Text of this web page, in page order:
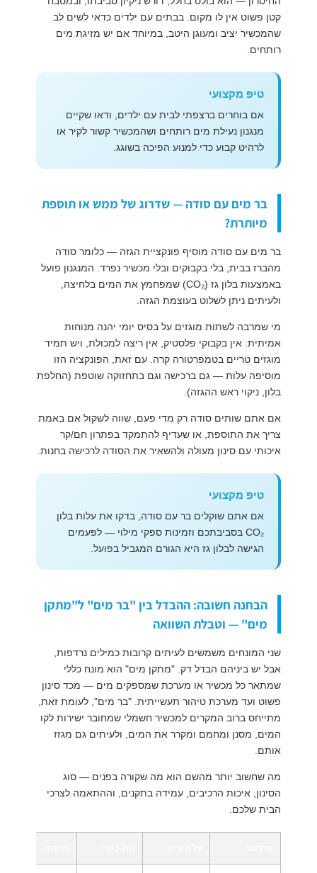
קטן פשוט אין לו מקום. בבתים עם ילדים כדאי לשים לב
שהמכשיר יציב ומעוגן היטב, במיוחד אם יש מזיגת מים
רותחים.
טיפ מקצועי
אם בוחרים ברצפתי לבית עם ילדים, ודאו שקיים
מנגנון נעילת מים רותחים ושהמכשיר קשור לקיר או
לרהיט קבוע כדי למנוע הפיכה בשוגג.
בר מים עם סודה — שדרוג של ממש או תוספת
מיותרת?
בר מים עם סודה מוסיף פונקציית הגזה — כלומר סודה
מהברז בבית, בלי בקבוקים ובלי מכשיר נפרד. המנגנון פועל
באמצעות בלון גז (CO₂) שמפחמץ את המים בלחיצה,
ולעיתים ניתן לשלוט בעוצמת הגזה.
מי שמרבה לשתות מוגזים על בסיס יומי יהנה מנוחות
אמיתית: אין בקבוקי פלסטיק, אין ריצה למכולת, ויש תמיד
מוגזים טריים בטמפרטורה קרה. עם זאת, הפונקציה הזו
מוסיפה עלות — גם ברכישה וגם בתחזוקה שוטפת (החלפת
בלון, ניקוי ראש ההגזה).
אם אתם שותים סודה רק מדי פעם, שווה לשקול אם באמת
צריך את התוספת, או שעדיף להתמקד בפתרון חם/קר
איכותי עם סינון מעולה ולהשאיר את הסודה לרכישה בחנות.
טיפ מקצועי
אם אתם שוקלים בר עם סודה, בדקו את עלות בלון
CO₂ בסביבתכם וזמינות ספקי מילוי — לפעמים
הגישה לבלון גז היא הגורם המגביל בפועל.
הבחנה חשובה: ההבדל בין "בר מים" ל"מתקן
מים" — וטבלת השוואה
שני המונחים משמשים לעיתים קרובות כמילים נרדפות,
אבל יש ביניהם הבדל דק. "מתקן מים" הוא מונח כללי
שמתאר כל מכשיר או מערכת שמספקים מים — מכד סינון
פשוט ועד מערכת טיהור תעשייתית. "בר מים", לעומת זאת,
מתייחס ברוב המקרים למכשיר חשמלי שמחובר ישירות לקו
המים, מסנן ומחמם ומקרר את המים, ולעיתים גם מגזז
אותם.
מה שחשוב יותר מהשם הוא מה שקורה בפנים — סוג
הסינון, איכות הרכיבים, עמידה בתקנים, וההתאמה לצרכי
הבית שלכם.